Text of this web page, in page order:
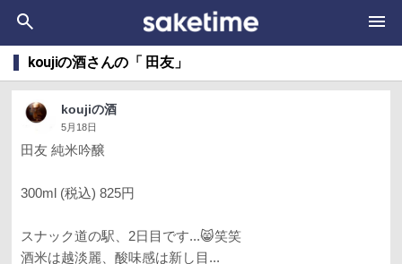
koujiの酒さんの「 田友」
koujiの酒
5月18日
田友 純米吟醸
300ml (税込) 825円
スナック道の駅、2日目です...😸笑笑
酒米は越淡麗、酸味感は新し目...